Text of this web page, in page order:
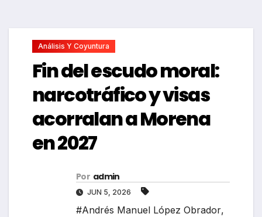
Análisis Y Coyuntura
Fin del escudo moral:
narcotráfico y visas
acorralan a Morena
en 2027
Por admin
JUN 5, 2026
#Andrés Manuel López Obrador,